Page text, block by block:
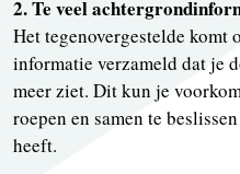
2. Te veel
Het tegenovergestelde komt
informatie verzameld dat je
meer ziet. Dit kun je
roepen en samen te
heeft.